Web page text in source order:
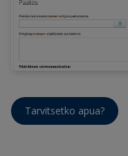
Tarvitsetko apua?